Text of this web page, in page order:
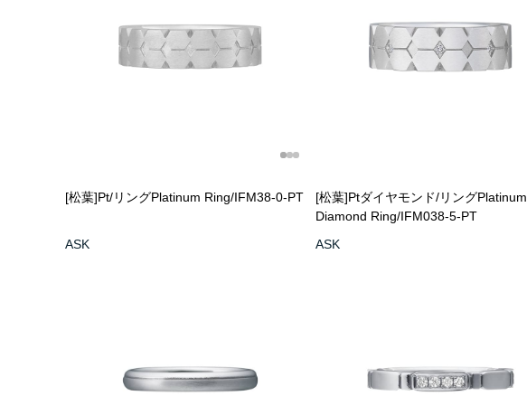
[松葉]Pt/リングPlatinum Ring/IFM38-0-PT
ASK
[松葉]Ptダイヤモンド/リングPlatinum
Diamond Ring/IFM038-5-PT
ASK